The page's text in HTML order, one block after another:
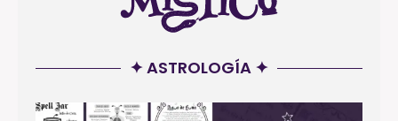
✦ ASTROLOGÍA ✦